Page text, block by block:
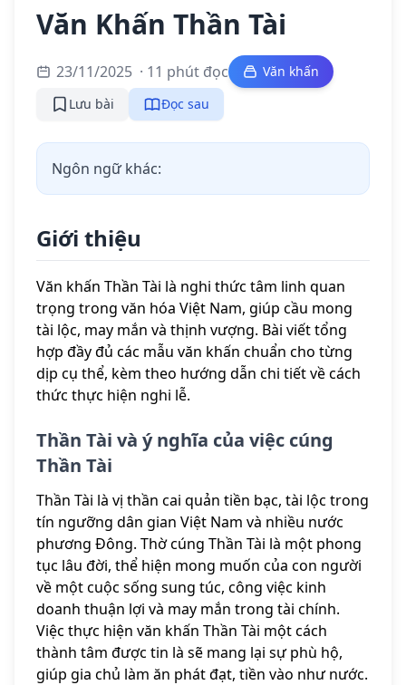
Văn Khấn Thần Tài
23/11/2025 · 11 phút đọc
Văn khấn
Lưu bài
Đọc sau
Ngôn ngữ khác:
Giới thiệu
Văn khấn Thần Tài là nghi thức tâm linh quan
trọng trong văn hóa Việt Nam, giúp cầu mong
tài lộc, may mắn và thịnh vượng. Bài viết tổng
hợp đầy đủ các mẫu văn khấn chuẩn cho từng
dịp cụ thể, kèm theo hướng dẫn chi tiết về cách
thức thực hiện nghi lễ.
Thần Tài và ý nghĩa của việc cúng
Thần Tài
Thần Tài là vị thần cai quản tiền bạc, tài lộc trong
tín ngưỡng dân gian Việt Nam và nhiều nước
phương Đông. Thờ cúng Thần Tài là một phong
tục lâu đời, thể hiện mong muốn của con người
về một cuộc sống sung túc, công việc kinh
doanh thuận lợi và may mắn trong tài chính.
Việc thực hiện văn khấn Thần Tài một cách
thành tâm được tin là sẽ mang lại sự phù hộ,
giúp gia chủ làm ăn phát đạt, tiền vào như nước.